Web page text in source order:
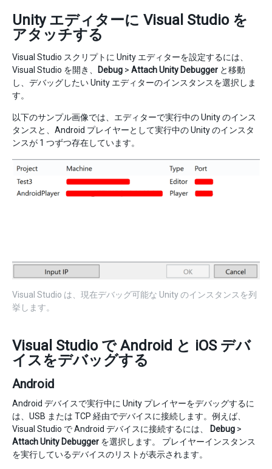
Unity エディターに Visual Studio を
アタッチする
Visual Studio スクリプトに Unity エディターを設定するには、
Visual Studio を開き、
Debug > Attach Unity Debugger と移動
し、デバッグしたい Unity エディターのインスタンスを選択しま
す。
以下のサンプル画像では、エディターで実行中の Unity のインス
タンスと、Android プレイヤーとして実行中の Unity のインスタ
ンスが 1 つずつ存在しています。
Visual Studio は、現在デバッグ可能な Unity のインスタンスを列
挙します。
Visual Studio で Android と iOS デバ
イスをデバッグする
Android
Android デバイスで実行中に Unity プレイヤーをデバッグするに
は、USB または TCP 経由でデバイスに接続します。例えば、
Visual Studio で Android デバイスに接続するには、
Debug >
Attach Unity Debugger を選択します。 プレイヤーインスタンス
を実行しているデバイスのリストが表示されます。